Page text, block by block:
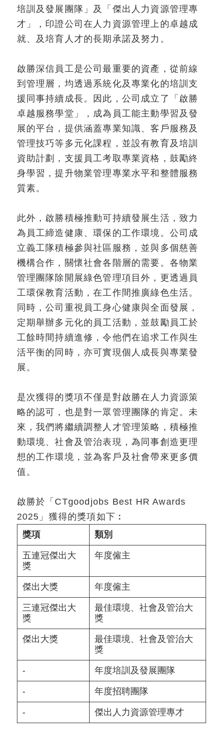
培訓及發展團隊」及「傑出人力資源管理專
才」，印證公司在人力資源管理上的卓越成
就、及培育人才的長期承諾及努力。
啟勝深信員工是公司最重要的資產，從前線
到管理層，均透過系統化及專業化的培訓支
援同事持續成長。因此，公司成立了「啟勝
卓越服務學堂」，成為員工能主動學習及發
展的平台，提供涵蓋專業知識、客戶服務及
管理技巧等多元化課程，並設有教育及培訓
資助計劃，支援員工考取專業資格，鼓勵終
身學習，提升物業管理專業水平和整體服務
質素。
此外，啟勝積極推動可持續發展生活，致力
為員工締造健康、環保的工作環境。公司成
立義工隊積極參與社區服務，並與多個慈善
機構合作，關懷社會各階層的需要。各物業
管理團隊除開展綠色管理項目外，更透過員
工環保教育活動，在工作間推廣綠色生活。
同時，公司重視員工身心健康與全面發展，
定期舉辦多元化的員工活動，並鼓勵員工於
工餘時間持續進修，令他們在追求工作與生
活平衡的同時，亦可實現個人成長與專業發
展。
是次獲得的獎項不僅是對啟勝在人力資源策
略的認可，也是對一眾管理團隊的肯定。未
來，我們將繼續調整人才管理策略，積極推
動環境、社會及管治表現，為同事創造更理
想的工作環境，並為客戶及社會帶來更多價
值。
啟勝於「CTgoodjobs Best HR Awards
2025」獲得的獎項如下︰
獎項
類別
五連冠傑出大
獎
年度僱主
傑出大獎 年度僱主
三連冠傑出大
獎
最佳環境、社會及管治大
獎
傑出大獎
最佳環境、社會及管治大
獎
- 年度培訓及發展團隊
- 年度招聘團隊
- 傑出人力資源管理專才